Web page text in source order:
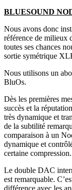
BLUESOUND
Nous avons donc
référence de milieux
toutes ses chances
sortie symétrique
Nous utilisons un
BluOs.
Dès les premières
succès et la
très dynamique et
de la subtilité
comparaison à un
dynamique et
certaine compression.
Le double DAC
est remarquable.